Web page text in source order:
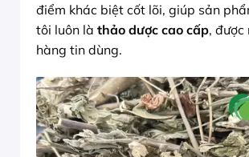
điểm khác biệt cốt lõi, giúp sản
tôi luôn là thảo dược cao cấp, được
hàng tin dùng.